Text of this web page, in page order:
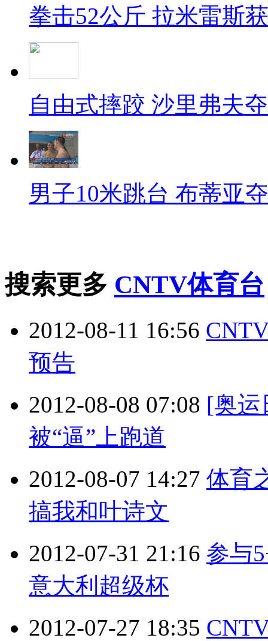
拳击52公斤 拉米雷斯
自由式摔跤 沙里弗夫
男子10米跳台 布蒂亚
搜索更多 CNTV体育台
2012-08-11 16:56
预告
2012-08-08 07:08 [奥运
被“逼”上跑道
2012-08-07 14:27 体育
搞我和叶诗文
2012-07-31 21:16 参与
意大利超级杯
2012-07-27 18:35